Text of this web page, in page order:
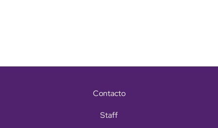
Contacto
Staff